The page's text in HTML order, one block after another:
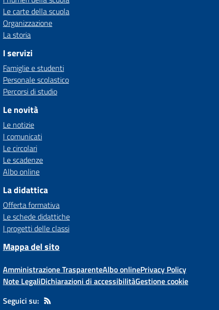
Le carte della scuola
Organizzazione
La storia
I servizi
Famiglie e studenti
Personale scolastico
Percorsi di studio
Le novità
Le notizie
I comunicati
Le circolari
Le scadenze
Albo online
La didattica
Offerta formativa
Le schede didattiche
I progetti delle classi
Mappa del sito
Amministrazione TrasparenteAlbo onlinePrivacy Policy
Note LegaliDichiarazioni di accessibilitàGestione cookie
Seguici su: